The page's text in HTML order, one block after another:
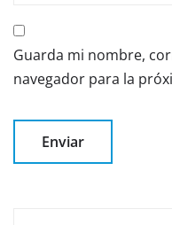
Guarda mi nombre,
navegador para la